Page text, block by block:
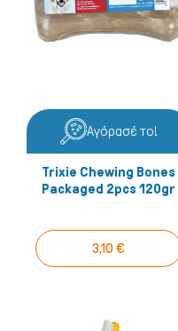
Αγόρασέ το!
Trixie Chewing Bones
Packaged 2pcs 120gr
3,10 €